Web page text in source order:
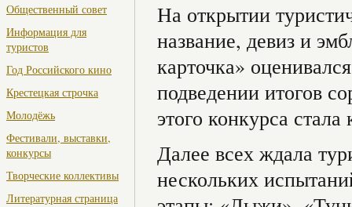
Общественный совет
Информация для
туристов
Год Российского кино
Крестецкая строчка
Молодёжь
Фестивали, выставки,
конкурсы
Творческие коллективы
Литературная страница
На открытии
название, девиз и
карточка»
подведении итогов
этого конкурса
Далее всех ждала
нескольких